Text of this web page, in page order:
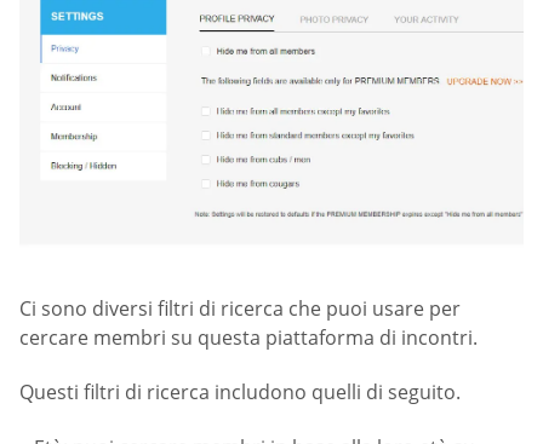
Ci sono diversi filtri di ricerca che puoi usare per
cercare membri su questa piattaforma di incontri.
Questi filtri di ricerca includono quelli di seguito.